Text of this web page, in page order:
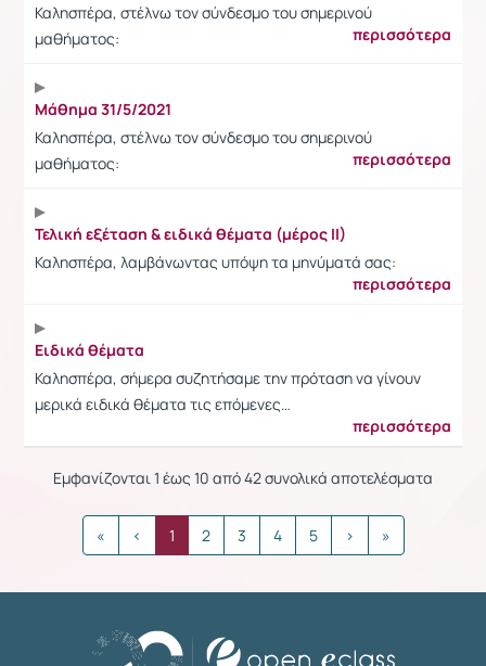
Καλησπέρα, στέλνω τον σύνδεσμο του σημερινού
μαθήματος:
περισσότερα
Μάθημα 31/5/2021
Καλησπέρα, στέλνω τον σύνδεσμο του σημερινού
μαθήματος:
περισσότερα
Τελική εξέταση & ειδικά θέματα (μέρος ΙΙ)
Καλησπέρα, λαμβάνωντας υπόψη τα μηνύματά σας:
περισσότερα
Ειδικά θέματα
Καλησπέρα, σήμερα συζητήσαμε την πρόταση να γίνουν
μερικά ειδικά θέματα τις επόμενες…
περισσότερα
Εμφανίζονται 1 έως 10 από 42 συνολικά αποτελέσματα
« ‹ 1 2 3 4 5 › »